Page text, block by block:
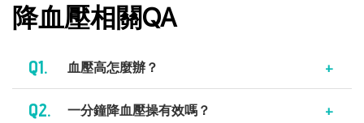
降血壓相關QA
Q1. 血壓高怎麼辦？
Q2. 一分鐘降血壓操有效嗎？